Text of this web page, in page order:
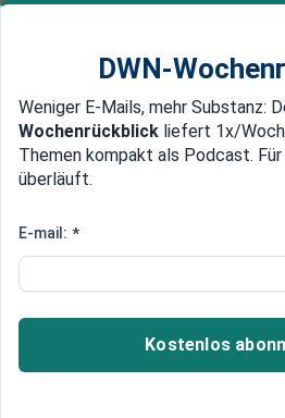
Newsticker MEIN DWN:
Edelmetalle DWN-
Kreml dämpft
Verbindung
Krieg und
DWN-
Weniger E-Mails, mehr Substanz:
Wochenrückblick liefert 1x/
Themen kompakt als Podcast.
überläuft.
E-mail: *
Kostenlos